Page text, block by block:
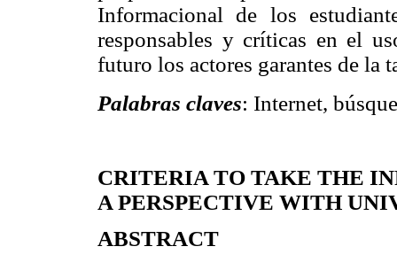
Informacional de los
responsables y críticas en el
futuro los actores garantes de la
Palabras claves: Internet,
CRITERIA TO TAKE THE
A PERSPECTIVE WITH
ABSTRACT